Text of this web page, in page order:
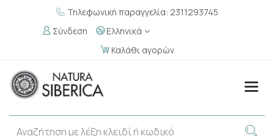
Τηλεφωνική παραγγελία: 2311293745
Σύνδεση
Ελληνικά
Καλάθι αγορών